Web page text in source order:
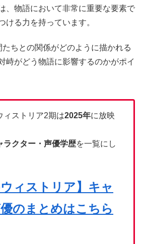
、物語において非常に重要な要素で
ける力を持っています。
ちとの関係がどのように描かれる
峙がどう物語に影響するのかがポイ
ィストリア2期は2025年に放映
ラクター・声優学歴を一覧にし
ウィストリア】キャ
のまとめはこちら